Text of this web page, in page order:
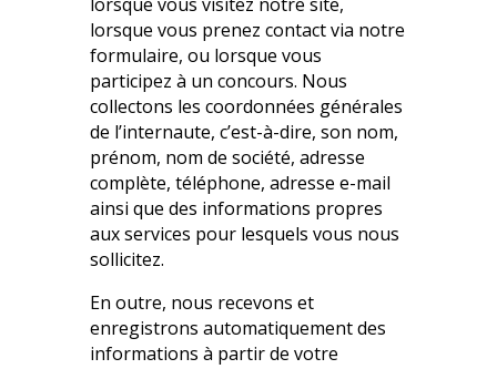
lorsque vous visitez notre site,
lorsque vous prenez contact via notre
formulaire, ou lorsque vous
participez à un concours. Nous
collectons les coordonnées générales
de l’internaute, c’est-à-dire, son nom,
prénom, nom de société, adresse
complète, téléphone, adresse e-mail
ainsi que des informations propres
aux services pour lesquels vous nous
sollicitez.
En outre, nous recevons et
enregistrons automatiquement des
informations à partir de votre